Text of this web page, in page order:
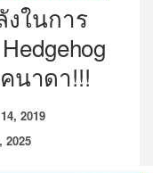
งในการ
นาดา!!!
2019
2025